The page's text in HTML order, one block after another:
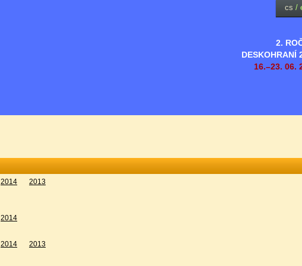
2.
DESKOHRANÍ
16.–23. 06.
cs /
2014 2013
2014
2014 2013